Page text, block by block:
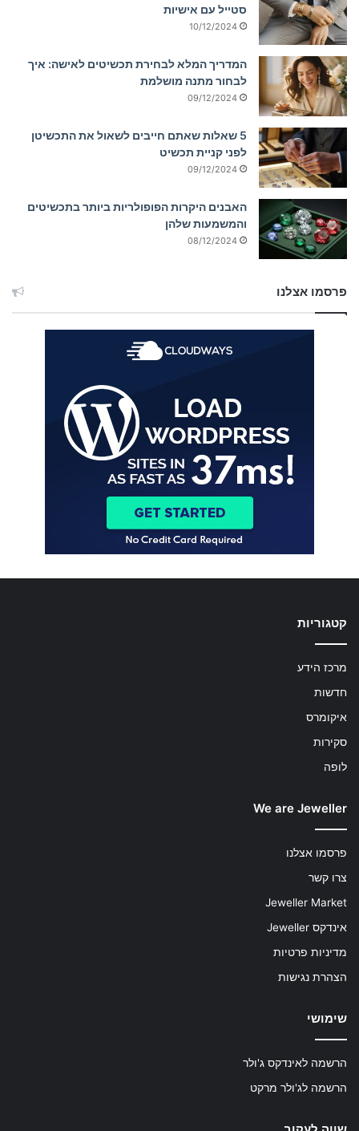
סטייל עם אישיות
10/12/2024
המדריך המלא לבחירת תכשיטים לאישה: איך
לבחור מתנה מושלמת
09/12/2024
5 שאלות שאתם חייבים לשאול את התכשיטן
לפני קניית תכשיט
09/12/2024
האבנים היקרות הפופולריות ביותר בתכשיטים
והמשמעות שלהן
08/12/2024
פרסמו אצלנו
קטגוריות
מרכז הידע
חדשות
איקומרס
סקירות
לופה
We are Jeweller
פרסמו אצלנו
צרו קשר
Jeweller Market
אינדקס Jeweller
מדיניות פרטיות
הצהרת נגישות
שימושי
הרשמה לאינדקס ג'ולר
הרשמה לג'ולר מרקט